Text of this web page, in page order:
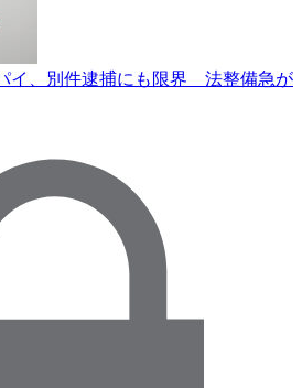
イ、別件逮捕にも限界 法整備急が